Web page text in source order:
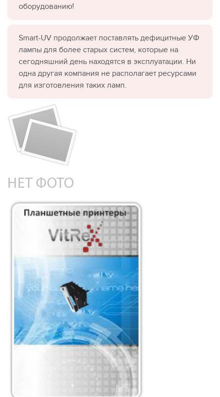
оборудованию!
Smart-UV продолжает поставлять дефицитные УФ
лампы для более старых систем, которые на
сегодняшний день находятся в эксплуатации. Ни
одна другая компания не располагает ресурсами
для изготовления таких ламп.